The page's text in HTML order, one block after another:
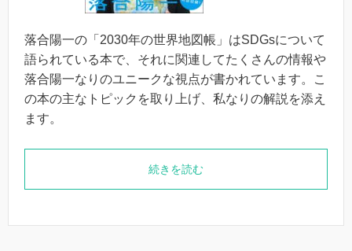
落合陽一の「2030年の世界地図帳」はSDGsについて
語られている本で、それに関連してたくさんの情報や
落合陽一なりのユニークな視点が書かれています。こ
の本の主なトピックを取り上げ、私なりの解説を添え
ます。
続きを読む